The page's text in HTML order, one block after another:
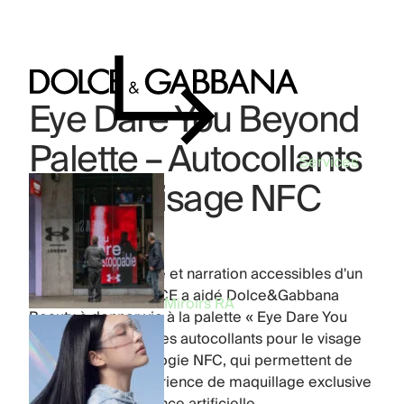
Services
Miroirs RA
Eye Dare You Beyond
Palette – Autocollants
pour le visage NFC
Industry: Beauty
Product:Phygital
Beauté, technologie et narration accessibles d'un
simple geste. FFFACE a aidé Dolce&Gabbana
Beauty à donner vie à la palette « Eye Dare You
Beyond » grâce à des autocollants pour le visage
dotés de la technologie NFC, qui permettent de
découvrir une expérience de maquillage exclusive